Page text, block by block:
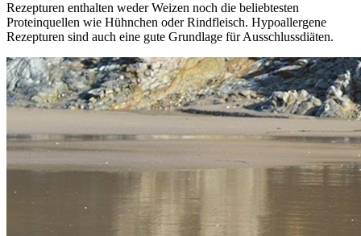
Rezepturen enthalten weder Weizen noch die beliebtesten
Proteinquellen wie Hühnchen oder Rindfleisch. Hypoallergene
Rezepturen sind auch eine gute Grundlage für Ausschlussdiäten.